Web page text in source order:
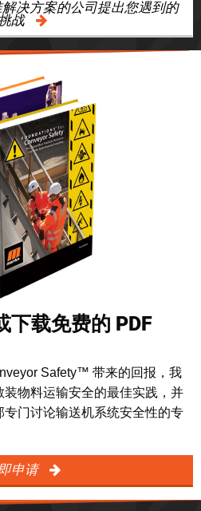
决方案的公司提出您遇到的
战
下载免费的 PDF
Safety™ 带来的回报，我
物料运输安全的最佳实践，并
门讨论输送机系统安全性的专
申请